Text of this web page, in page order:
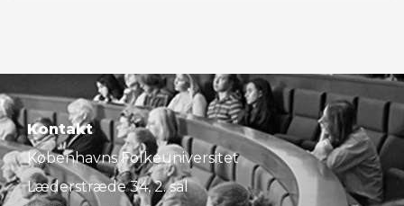
Kontakt
Københavns Folkeuniversitet
Læderstræde 34, 2. sal